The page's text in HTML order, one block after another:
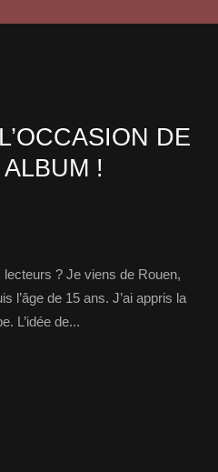
DE
!
? Je viens de Rouen,
l’âge de 15 ans. J’ai appris la
L’idée de...